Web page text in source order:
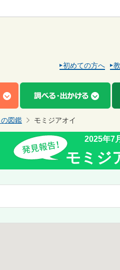
初めての方へ
図鑑 モミジアオイ
2025年7
モミジ